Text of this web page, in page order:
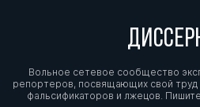
Вольное сетевое сообщество
репортеров, посвящающих свой
фальсификаторов и лжецов.